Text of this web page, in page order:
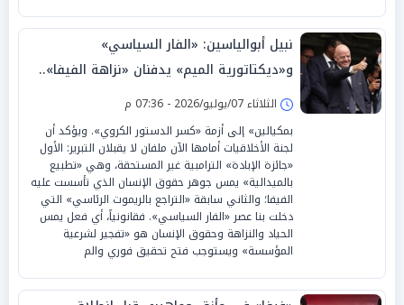
نبيل أبوالياسين: «الفار السياسي»
و«ديكتاتورية الميم» يدفنان «نزاهة الفيفا»..
وإقالة «إنفانتينو» باتت حتمية
الثلاثاء 07/يوليو/2026 - 07:36 م
بمكيالين» إلى أزمة «كسر الدستور الكروي». ويؤكد أن
لجنة الأخلاقيات أمامها الآن ملفان لا يقبلان التبرير: الأول
«جائزة الإبادة» الترامبية غير المستحقة، وهي «تطبيع
بالميدالية» يمس جوهر حقوق الإنسان الذي تأسست عليه
الفيفا؛ والثاني سابقة «التراجع بالريموت الرئاسي» التي
دخلت بنا عصر «الفار السياسي». فقانونياً، أي فعل يمس
الحياد والنزاهة وحقوق الإنسان هو «تفجير لشرعية
المؤسسة» ويستوجب فتح تحقيق فوري والم